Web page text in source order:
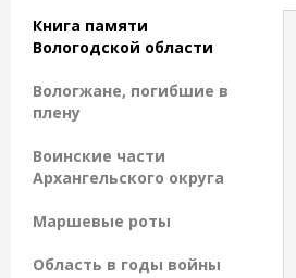
Книга памяти
Вологодской области
Вологжане, погибшие в
плену
Воинские части
Архангельского округа
Маршевые роты
Область в годы войны